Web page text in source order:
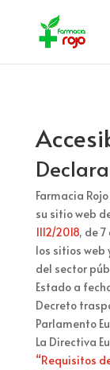
Farmacia
su sitio web
1112/2018, de
los sitios
del sector
Estado a
Decreto
Parlamento
La Directiva
“Requisitos